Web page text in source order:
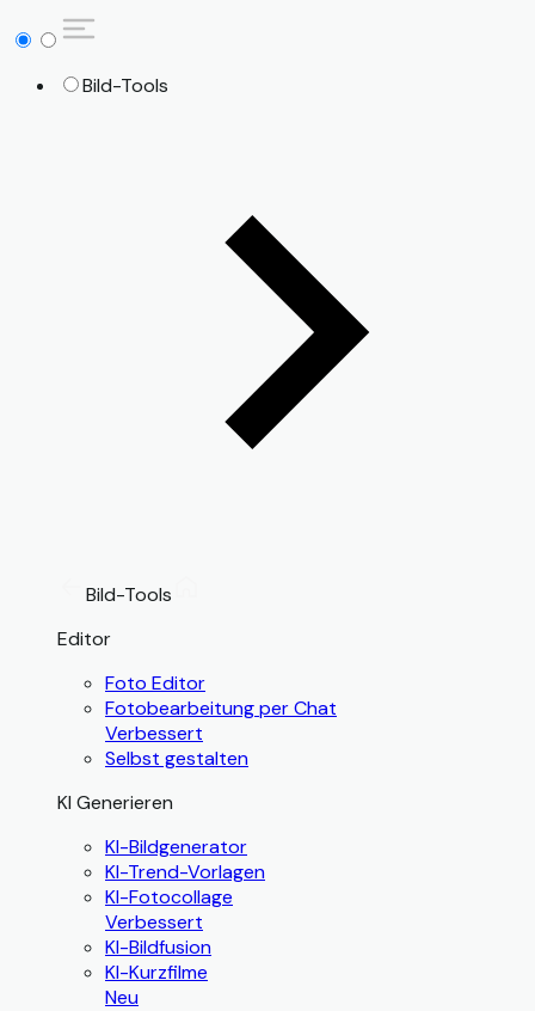
Bild-Tools
Bild-Tools
Editor
Foto Editor
Fotobearbeitung per Chat
Verbessert
Selbst gestalten
KI Generieren
KI-Bildgenerator
KI-Trend-Vorlagen
KI-Fotocollage
Verbessert
KI-Bildfusion
KI-Kurzfilme
Neu